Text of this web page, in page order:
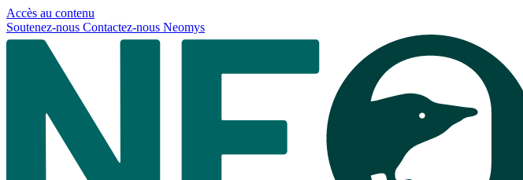
Accès au contenu
Soutenez-nous Contactez-nous Neomys
Panneau de gestion des cookies